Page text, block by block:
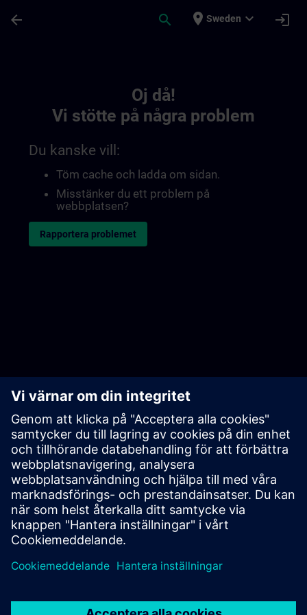
arrow_back search place Sweden expand_more login
Oj då!
Vi stötte på några problem
Du kanske vill:
Töm cache och ladda om sidan.
Misstänker du ett problem på
webbplatsen?
Rapportera problemet